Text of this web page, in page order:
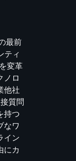
最前
ティ
変革
ノロ
他社
質問
持つ
なワ
イン
にカ